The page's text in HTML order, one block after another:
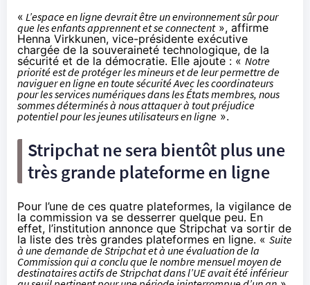
« L’espace en ligne devrait être un environnement sûr pour
que les enfants apprennent et se connectent», affirme
Henna Virkkunen, vice-présidente exécutive
chargée de la souveraineté technologique, de la
sécurité et de la démocratie. Elle ajoute : « Notre
priorité est de protéger les mineurs et de leur permettre de
naviguer en ligne en toute sécurité Avec les coordinateurs
pour les services numériques dans les États membres, nous
sommes déterminés à nous attaquer à tout préjudice
potentiel pour les jeunes utilisateurs en ligne ».
Stripchat ne sera bientôt plus une
très grande plateforme en ligne
Pour l’une de ces quatre plateformes, la vigilance de
la commission va se desserrer quelque peu. En
effet, l’institution annonce que Stripchat va sortir de
la liste des très grandes plateformes en ligne. « Suite
à une demande de Stripchat et à une évaluation de la
Commission qui a conclu que le nombre mensuel moyen de
destinataires actifs de Stripchat dans l’UE avait été inférieur